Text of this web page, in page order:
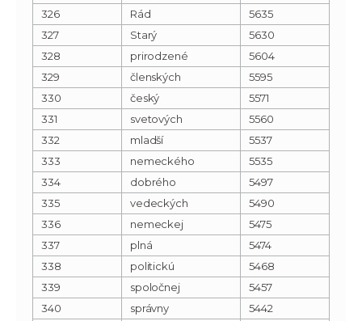
326
Rád
5635
327
Starý
5630
328
prirodzené
5604
329
členských
5595
330
český
5571
331
svetových
5560
332
mladší
5537
333
nemeckého
5535
334
dobrého
5497
335
vedeckých
5490
336
nemeckej
5475
337
plná
5474
338
politickú
5468
339
spoločnej
5457
340
správny
5442